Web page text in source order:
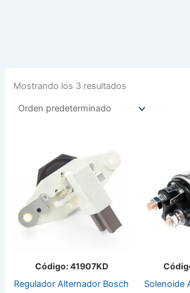
Mostrando los 3 resultados
Código: 41907KD
Regulador Alternador Bosch
Solenoide